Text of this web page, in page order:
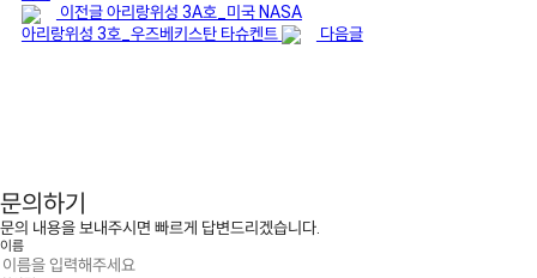
이전글아리랑위성 3A호_미국 NASA
아리랑위성 3호_우즈베키스탄 타슈켄트
다음글
문의하기
문의 내용을 보내주시면 빠르게 답변드리겠습니다.
이름